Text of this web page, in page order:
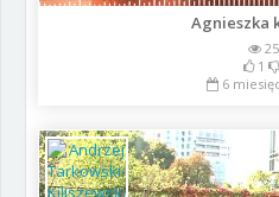
Agnieszka
1
6